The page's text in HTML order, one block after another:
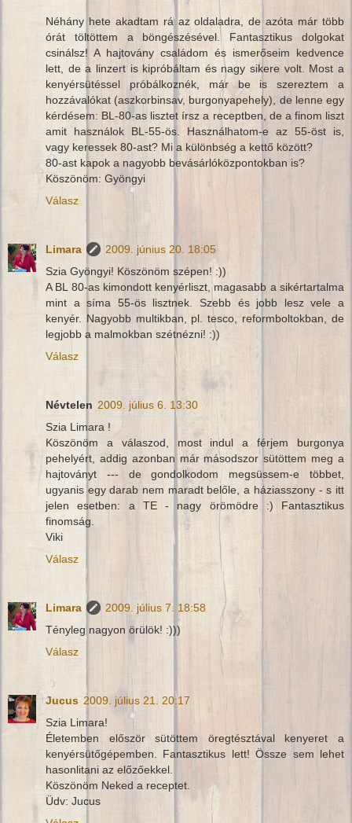
Néhány hete akadtam rá az oldaladra, de azóta már több
órát töltöttem a böngészésével. Fantasztikus dolgokat
csinálsz! A hajtovány családom és ismerőseim kedvence
lett, de a linzert is kipróbáltam és nagy sikere volt. Most a
kenyérsütéssel próbálkoznék, már be is szereztem a
hozzávalókat (aszkorbinsav, burgonyapehely), de lenne egy
kérdésem: BL-80-as lisztet írsz a receptben, de a finom liszt
amit használok BL-55-ös. Használhatom-e az 55-öst is,
vagy keressek 80-ast? Mi a különbség a kettő között?
80-ast kapok a nagyobb bevásárlóközpontokban is?
Köszönöm: Gyöngyi
Válasz
Limara
2009. június 20. 18:05
Szia Gyöngyi! Köszönöm szépen! :))
A BL 80-as kimondott kenyérliszt, magasabb a sikértartalma
mint a síma 55-ös lisztnek. Szebb és jobb lesz vele a
kenyér. Nagyobb multikban, pl. tesco, reformboltokban, de
legjobb a malmokban szétnézni! :))
Válasz
Névtelen 2009. július 6. 13:30
Szia Limara !
Köszönöm a válaszod, most indul a férjem burgonya
pehelyért, addig azonban már másodszor sütöttem meg a
hajtoványt --- de gondolkodom megsüssem-e többet,
ugyanis egy darab nem maradt belőle, a háziasszony - s itt
jelen esetben: a TE - nagy örömödre :) Fantasztikus
finomság.
Viki
Válasz
Limara
2009. július 7. 18:58
Tényleg nagyon örülök! :)))
Válasz
Jucus 2009. július 21. 20:17
Szia Limara!
Életemben először sütöttem öregtésztával kenyeret a
kenyérsütőgépemben. Fantasztikus lett! Össze sem lehet
hasonlitani az előzőekkel.
Köszönöm Neked a receptet.
Üdv: Jucus